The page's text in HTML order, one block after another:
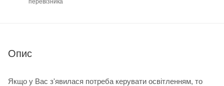
перевізника
Опис
Якщо у Вас з'явилася потреба керувати освітленням, то